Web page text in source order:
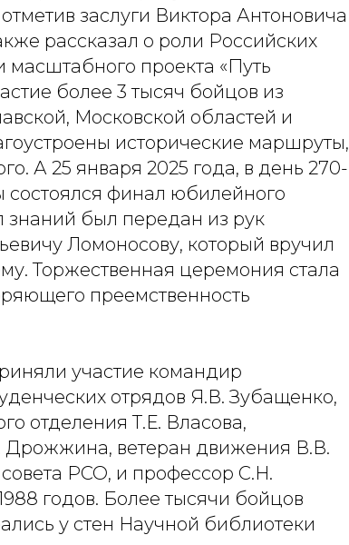
заслуги Виктора Антоновича
рассказал о роли Российских
масштабного проекта «Путь
более 3 тысяч бойцов из
Московской областей и
исторические маршруты,
А 25 января 2025 года, в день 270-
состоялся финал юбилейного
знаний был передан из рук
Ломоносову, который вручил
Торжественная церемония стала
преемственность
участие командир
отрядов Я.В. Зубащенко,
отделения Т.Е. Власова,
ветеран движения В.В.
РСО, и профессор С.Н.
годов. Более тысячи бойцов
у стен Научной библиотеки